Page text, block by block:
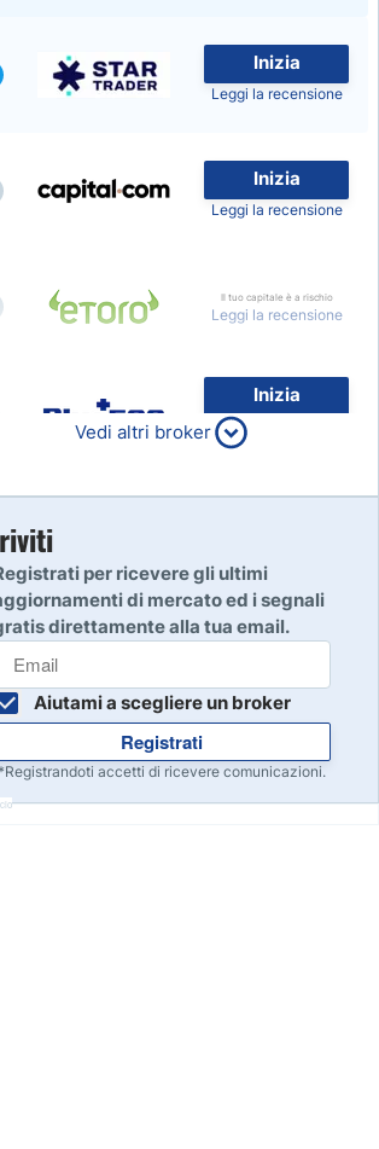
Inizia
Leggi la recensione
Inizia
Leggi la recensione
Il tuo capitale è a rischio
Leggi la recensione
Inizia
80% dei conti al dettaglio di
CFD perdono denaro
Inizia
Inizia
Vedi altri broker
per ricevere gli ultimi
di mercato ed i segnali
direttamente alla tua email.
Aiutami a scegliere un broker
Registrati
accetti di ricevere comunicazioni.